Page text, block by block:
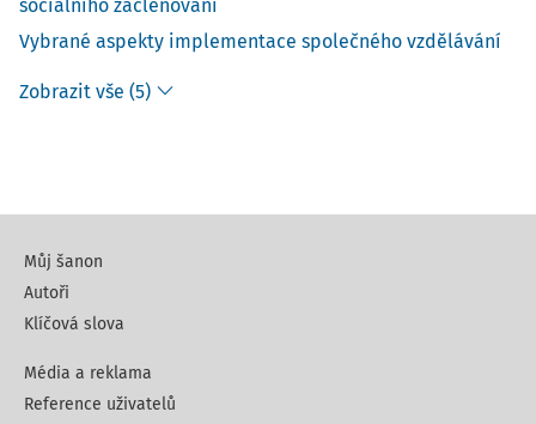
sociálního začleňování
Vybrané aspekty implementace společného vzdělávání
Zobrazit vše (5)
Můj šanon
Autoři
Klíčová slova
Média a reklama
Reference uživatelů